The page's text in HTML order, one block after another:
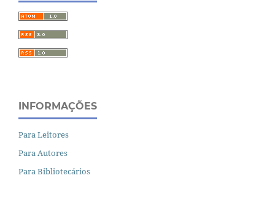
INFORMAÇÕES
Para Leitores
Para Autores
Para Bibliotecários